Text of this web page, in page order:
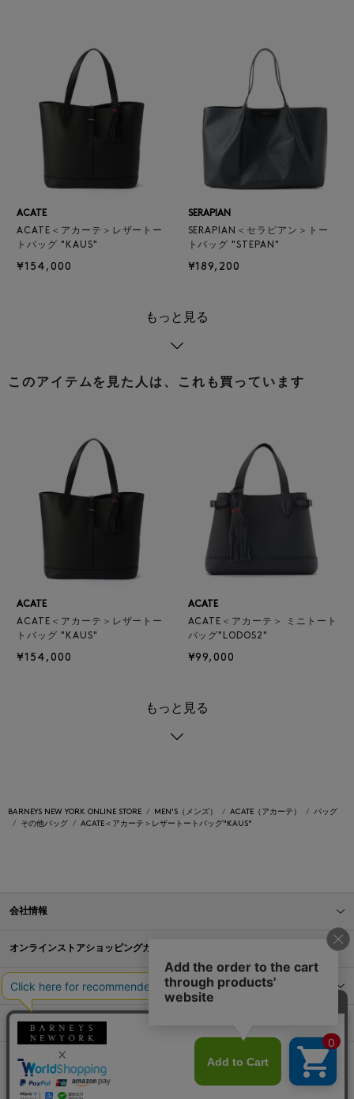
ACATE
ACATE＜アカーテ＞レザートー
トバッグ "KAUS"
¥154,000
SERAPIAN
SERAPIAN＜セラピアン＞トー
トバッグ "STEPAN"
¥189,200
もっと見る
このアイテムを見た人は、これも買っています
ACATE
ACATE＜アカーテ＞レザートー
トバッグ "KAUS"
¥154,000
ACATE
ACATE＜アカーテ＞ ミニトート
バッグ"LODOS2"
¥99,000
もっと見る
BARNEYS NEW YORK ONLINE STORE MEN'S（メンズ） ACATE（アカーテ）
バッグ
その他バッグ
ACATE＜アカーテ＞レザートートバッグ"KAUS"
会社情報
オンラインストアショッピングガイド
店舗情報
サービス
BLOG